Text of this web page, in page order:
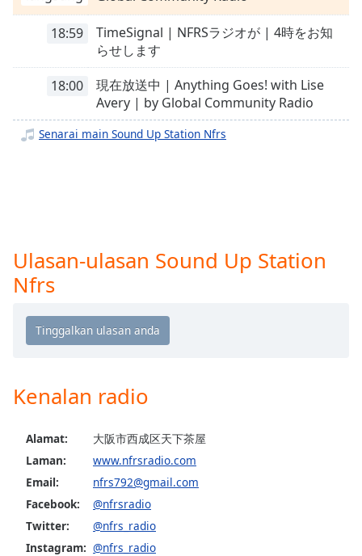
Descriptions
descriptions
,
selected
Subtitles
subtitles
off,
Track
in-
Picture
modal
window.
Beginning
18:59
TimeSignal | NFRSラジオが | 4時をお知
らせします
18:00
現在放送中 | Anything Goes! with Lise
Avery | by Global Community Radio
Senarai main Sound Up Station Nfrs
Ulasan-ulasan Sound Up Station
Nfrs
Kenalan radio
Alamat:
大阪市西成区天下茶屋
Laman:
www.nfrsradio.com
Email:
nfrs792@gmail.com
Facebook:
@nfrsradio
Twitter:
@nfrs_radio
Instagram: @nfrs_radio